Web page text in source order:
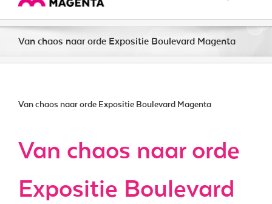
Van chaos naar orde Expositie Boulevard Magenta
Van chaos naar orde Expositie Boulevard Magenta
Van chaos naar orde
Expositie Boulevard